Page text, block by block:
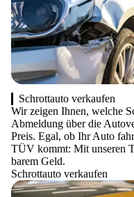
Schrottauto verkaufen
Wir zeigen Ihnen, welche
Abmeldung über die
Preis. Egal, ob Ihr Auto
TÜV kommt: Mit unseren
barem Geld.
Schrottauto verkaufen